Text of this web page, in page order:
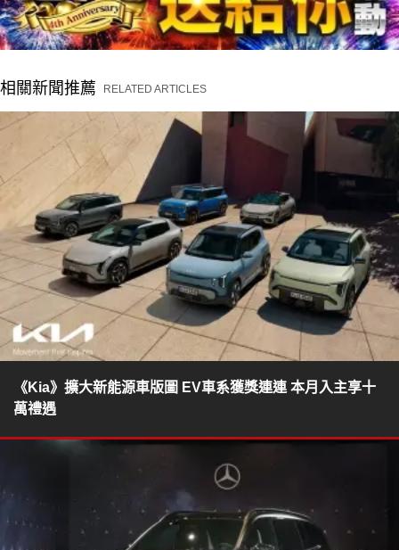
相關新聞推薦 RELATED ARTICLES
《Kia》擴大新能源車版圖 EV車系獲獎連連 本月入主享十
萬禮遇